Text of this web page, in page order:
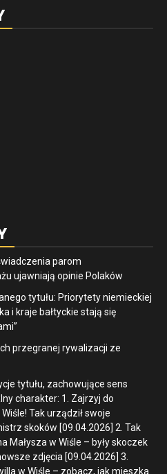
parom
ujawniają opinie Polaków
tytułu: Priorytety niemieckiej
i kraje bałtyckie stają się
przegranej rywalizacji ze
tytułu, zachowujące sens
charakter: 1. Zajrzyj do
Tak urządził swoje
skoków [09.04.2026] 2. Tak
Małysza w Wiśle – były skoczek
zdjęcia [09.04.2026] 3.
w Wiśle – zobacz, jak mieszka